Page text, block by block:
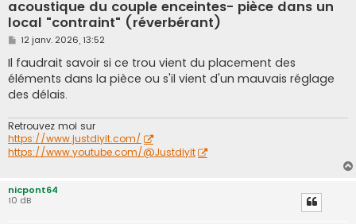
acoustique du couple enceintes- pièce dans un
local "contraint" (réverbérant)
M
s
s
a
g
e
12 janv. 2026, 13:52
Il faudrait savoir si ce trou vient du placement des
éléments dans la pièce ou s'il vient d'un mauvais réglage
des délais.
Retrouvez moi sur
https://www.justdiyit.com/
https://www.youtube.com/@Justdiyit
nicpont64
10 dB